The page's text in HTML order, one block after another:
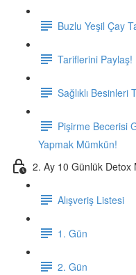
Buzlu Yeşil Çay
Tariflerini Paylaş!
Sağlıklı Besinleri
Pişirme Becerisi
Yapmak Mümkün!
2. Ay 10 Günlük Detox
Alışveriş Listesi
1. Gün
2. Gün